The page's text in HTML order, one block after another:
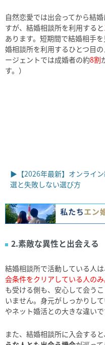
自然恋愛では出会ってから結
すが、結婚相談所を利用すると
あります。短期間で結婚相手
婚相談所を利用するひとつ目
ージェントでは成婚者の約8割
す。）
▶【2026年最新】オンライ
選と失敗しない選び方
2.素敵な異性と出会える
結婚相談所で活動している人は
会条件をクリアしている人のみ
も受ける側も、安心して会う
いません。身元がしっかりし
やネット婚活との大きな違いで
また、結婚相談所に入会すると、